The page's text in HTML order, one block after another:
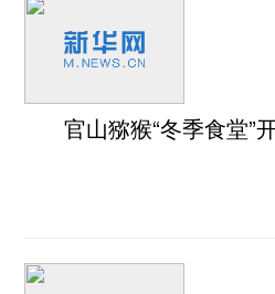
官山猕猴“冬季食堂”